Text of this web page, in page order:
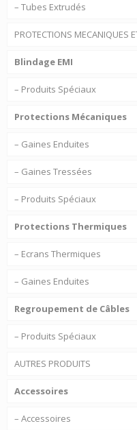
– Tubes Extrudés
PROTECTIONS MECANIQUES
Blindage EMI
– Produits Spéciaux
Protections Mécaniques
– Gaines Enduites
– Gaines Tressées
– Produits Spéciaux
Protections Thermiques
– Ecrans Thermiques
– Gaines Enduites
Regroupement de Câbles
– Produits Spéciaux
AUTRES PRODUITS
Accessoires
– Accessoires